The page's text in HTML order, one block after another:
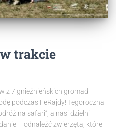
trakcie
z 7 gnieźnieńskich gromad
podczas FeRajdy! Tegoroczna
na safari”, a nasi dzielni
– odnaleźć zwierzęta, które